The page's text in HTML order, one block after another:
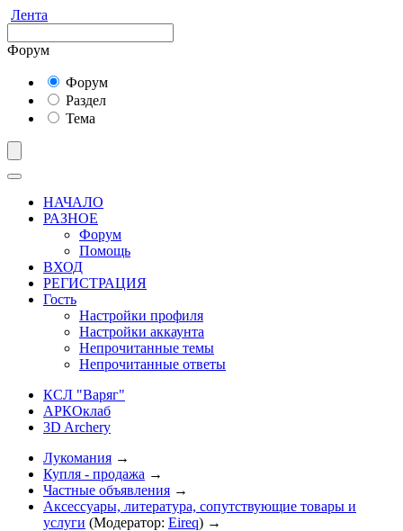
Лента
Форум
Форум
Раздел
Тема
НАЧАЛО
РАЗНОЕ
Форум
Помощь
ВХОД
РЕГИСТРАЦИЯ
Гость
Настройки профиля
Настройки аккаунта
Непрочитанные темы
Непрочитанные ответы
КСЛ "Варяг"
АРКОклаб
3D Archery
Лукомания →
Купля - продажа →
Частные объявления →
Аксессуары, литература, сопутствующие товары и
услуги (Модератор: Eireq) →